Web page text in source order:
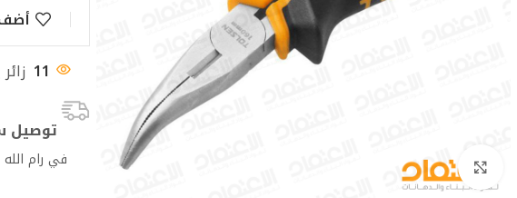
Click to enlarge
11
توصيل
في رام